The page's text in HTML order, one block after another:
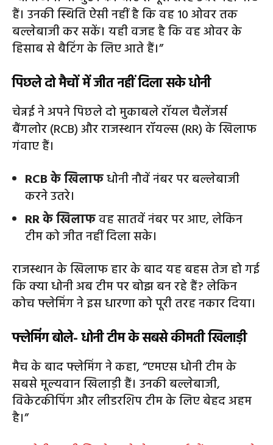
हैं। उनकी स्थिति ऐसी नहीं है कि वह 10 ओवर तक
बल्लेबाजी कर सकें। यही वजह है कि वह ओवर के
हिसाब से बैटिंग के लिए आते हैं।”
पिछले दो मैचों में जीत नहीं दिला सके धोनी
चेन्नई ने अपने पिछले दो मुकाबले रॉयल चैलेंजर्स
बैंगलोर (RCB) और राजस्थान रॉयल्स (RR) के खिलाफ
गंवाए हैं।
RCB के खिलाफधोनी नौवें नंबर पर बल्लेबाजी
करने उतरे।
RR के खिलाफवह सातवें नंबर पर आए, लेकिन
टीम को जीत नहीं दिला सके।
राजस्थान के खिलाफ हार के बाद यह बहस तेज हो गई
कि क्या धोनी अब टीम पर बोझ बन रहे हैं? लेकिन
कोच फ्लेमिंग ने इस धारणा को पूरी तरह नकार दिया।
फ्लेमिंग बोले- धोनी टीम के सबसे कीमती खिलाड़ी
मैच के बाद फ्लेमिंग ने कहा, “एमएस धोनी टीम के
सबसे मूल्यवान खिलाड़ी हैं। उनकी बल्लेबाजी,
विकेटकीपिंग और लीडरशिप टीम के लिए बेहद अहम
है।”